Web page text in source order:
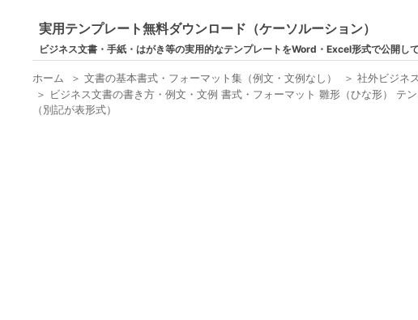
実用テンプレート無料ダウンロード（ケーソルーション）
ビジネス文書・手紙・はがき等の実用的なテンプレートをWord・Excel形式で公開し
ホーム ＞文書の基本書式・フォーマット集（例文・文例なし） ＞社外ビジネ
＞ ビジネス文書の書き方・例文・文例 書式・フォーマット 雛形（ひな形）
（別記が表形式）